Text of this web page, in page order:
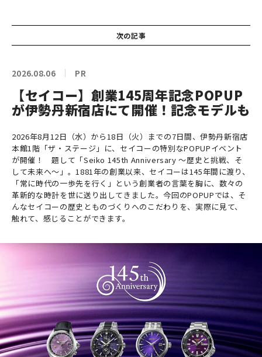
次の記事
2026.08.06 PR
【セイコー】創業145周年記念POPUP
が伊勢丹新宿店にて開催！記念モデルも
2026年8月12日（水）から18日（火）までの7日間、伊勢丹新宿店
本館1階「ザ・ステージ」に、セイコーの特別なPOPUPイベント
が開催！ 題して「Seiko 145th Anniversary ～歴史と挑戦、そ
して未来へ～」。1881年の創業以来、セイコーは145年間に渡り、
「常に時代の一歩先を行く」という創業者の言葉を胸に、数々の
革新的な時計を世に送り出してきました。今回のPOPUPでは、そ
んなセイコーの歴史とものづくりへのこだわりを、実際に見て、
触れて、感じることができます。